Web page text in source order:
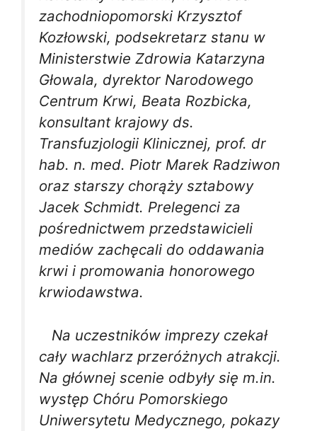
zachodniopomorski Krzysztof
Kozłowski, podsekretarz stanu w
Ministerstwie Zdrowia Katarzyna
Głowala, dyrektor Narodowego
Centrum Krwi, Beata Rozbicka,
konsultant krajowy ds.
Transfuzjologii Klinicznej, prof. dr
hab. n. med. Piotr Marek Radziwon
oraz starszy chorąży sztabowy
Jacek Schmidt. Prelegenci za
pośrednictwem przedstawicieli
mediów zachęcali do oddawania
krwi i promowania honorowego
krwiodawstwa.
Na uczestników imprezy czekał
cały wachlarz przeróżnych atrakcji.
Na głównej scenie odbyły się m.in.
występ Chóru Pomorskiego
Uniwersytetu Medycznego, pokazy